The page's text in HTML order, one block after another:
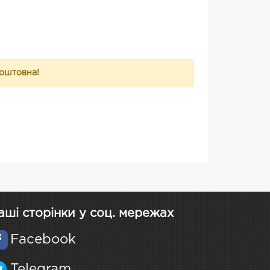
сторінки у соц. мережах
Facebook